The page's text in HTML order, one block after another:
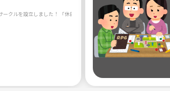
クルを設立しました！ 「休日に気軽に遊べる友達がほしい。」 「新